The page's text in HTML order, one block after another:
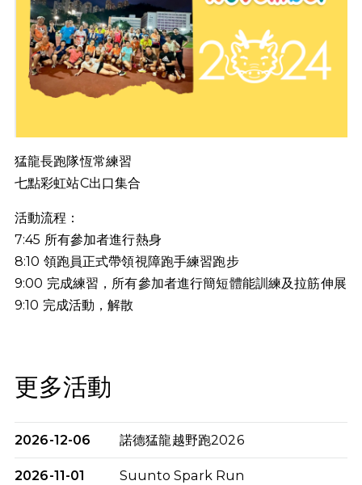
猛龍長跑隊恆常練習
七點彩虹站C出口集合
活動流程：
7:45 所有參加者進行熱身
8:10 領跑員正式帶領視障跑手練習跑步
9:00 完成練習，所有參加者進行簡短體能訓練及拉筋伸展
9:10 完成活動，解散
更多活動
2026-12-06 諾德猛龍越野跑2026
2026-11-01 Suunto Spark Run